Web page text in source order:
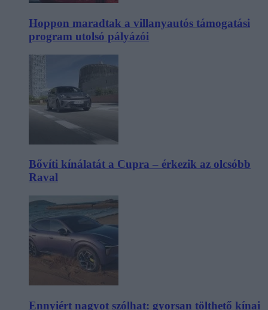
Hoppon maradtak a villanyautós támogatási
program utolsó pályázói
Bővíti kínálatát a Cupra – érkezik az olcsóbb
Raval
Ennyiért nagyot szólhat: gyorsan tölthető kínai